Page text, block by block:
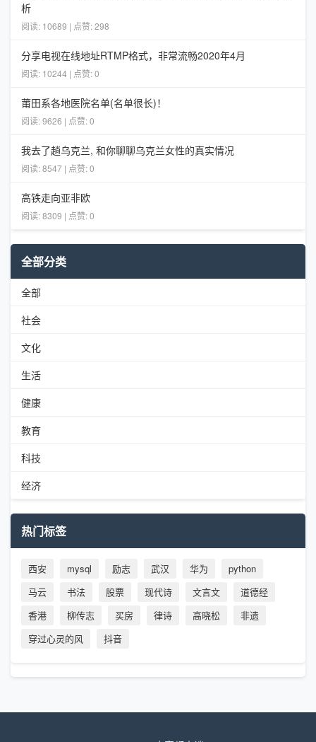
析
阅读: 10689 | 点赞: 298
分享电视在线地址RTMP格式，非常流畅2020年4月
阅读: 10244 | 点赞: 0
莆田系各地医院名单(名单很长)！
阅读: 9626 | 点赞: 0
我去了趟乌克兰, 和你聊聊乌克兰女性的真实情况
阅读: 8547 | 点赞: 0
高铁走向亚非欧
阅读: 8309 | 点赞: 0
全部分类
全部
社会
文化
生活
健康
教育
科技
经济
热门标签
西安 mysql 励志 武汉 华为
python
马云
书法 股票 现代诗 文言文
道德经
香港
柳传志 买房 律诗 高晓松
非遗
穿过心灵的风
抖音